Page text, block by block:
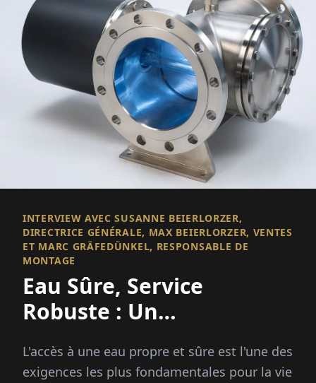
INTERVIEW AVEC SUSANNE BEIERLORZER,
DIRECTRICE GÉNÉRALE, MAX BEIERLORZER, VENTES
ET MARC GRÄFEDÜNKEL, RESPONSABLE DE
MONTAGE
Eau Sûre, Service
Robuste : Un
365 Jours par An
L'accès à une eau propre et sûre est l'une des
exigences les plus fondamentales pour la vie